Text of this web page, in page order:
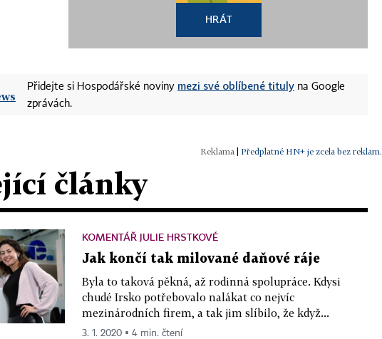
HRÁT
Přidejte si Hospodářské noviny mezi své oblíbené tituly na Google
zprávách.
| Předplatné HN+ je zcela bez reklam.
články
KOMENTÁŘ JULIE HRSTKOVÉ
Jak končí tak milované daňové ráje
Byla to taková pěkná, až rodinná spolupráce. Kdysi
chudé Irsko potřebovalo nalákat co nejvíc
mezinárodních firem, a tak jim slíbilo, že když...
3. 1. 2020 ▪ 4 min. čtení